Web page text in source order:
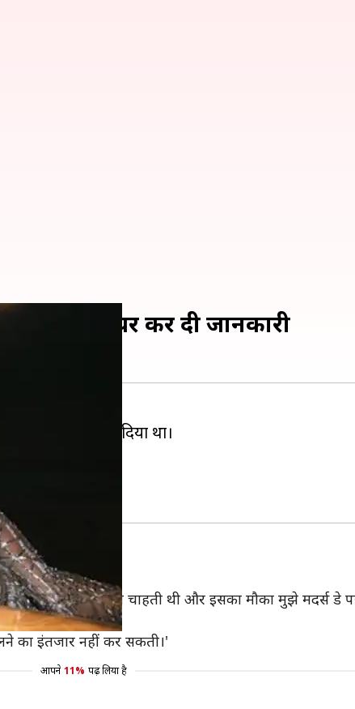
पर पोस्ट शेयर कर दी जानकारी
सबकों चौंका दिया था।
के जरिए दी है।
खड़े होकर चिल्लाना चाहती थी और इसका मौका मुझे मदर्स
का इंतजार नहीं कर सकती।'
आपने 11% पढ़ लिया है